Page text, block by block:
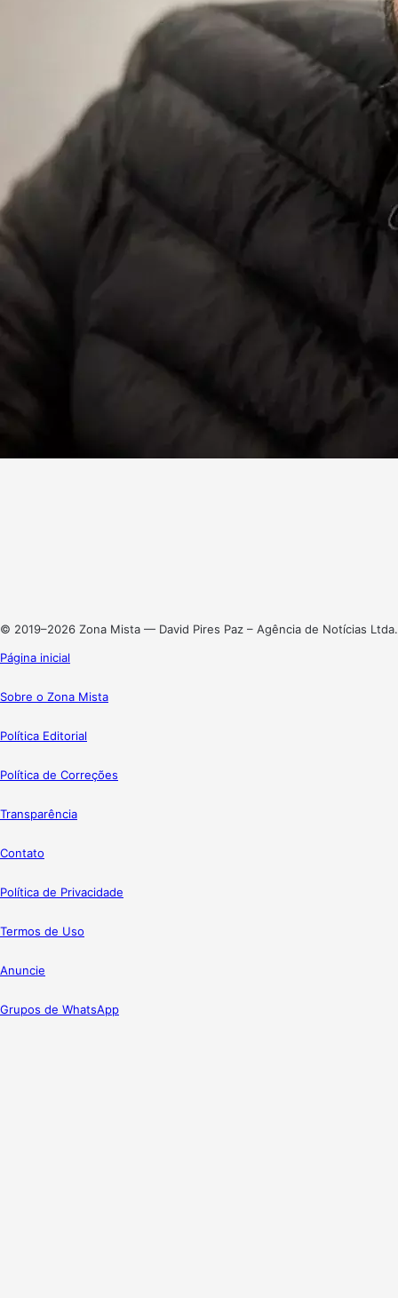
© 2019–2026 Zona Mista — David Pires Paz – Agência de Notícias Ltda.
Página inicial
Sobre o Zona Mista
Política Editorial
Política de Correções
Transparência
Contato
Política de Privacidade
Termos de Uso
Anuncie
Grupos de WhatsApp